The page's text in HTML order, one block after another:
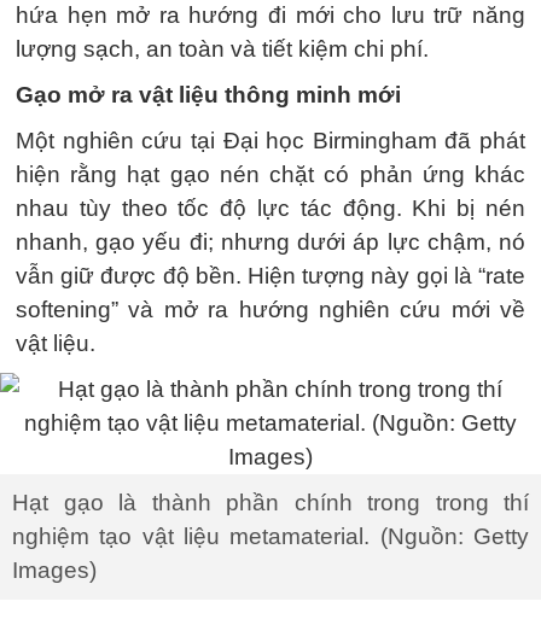
hứa hẹn mở ra hướng đi mới cho lưu trữ năng
lượng sạch, an toàn và tiết kiệm chi phí.
Gạo mở ra vật liệu thông minh mới
Một nghiên cứu tại Đại học Birmingham đã phát
hiện rằng hạt gạo nén chặt có phản ứng khác
nhau tùy theo tốc độ lực tác động. Khi bị nén
nhanh, gạo yếu đi; nhưng dưới áp lực chậm, nó
vẫn giữ được độ bền. Hiện tượng này gọi là “rate
softening” và mở ra hướng nghiên cứu mới về
vật liệu.
Hạt gạo là thành phần chính trong trong thí
nghiệm tạo vật liệu metamaterial. (Nguồn: Getty
Images)